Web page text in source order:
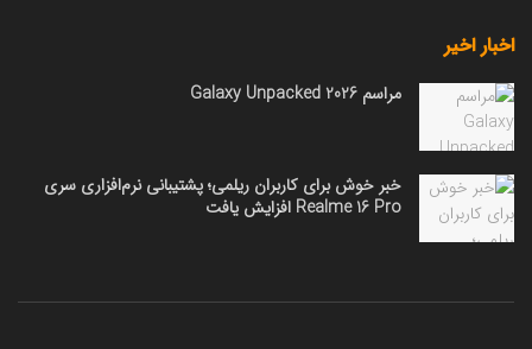
اخبار اخیر
مراسم Galaxy Unpacked 2026
خبر خوش برای کاربران ریلمی؛ پشتیبانی نرم‌افزاری سری
Realme 16 Pro افزایش یافت